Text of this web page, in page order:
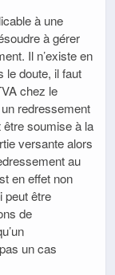
à une
à gérer
Il n’existe en
le doute, il faut
chez le
un redressement
être soumise à la
versante alors
au
en effet non
peut être
de
un cas